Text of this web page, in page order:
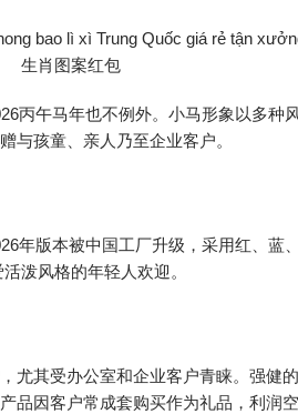
生肖图案红包
丙午马年也不例外。小马形象以多种
与孩童、亲人乃至企业客户。
年版本被中国工厂升级，采用红、蓝
泼风格的年轻人欢迎。
尤其受办公室和企业客户青睐。强健
品因客户常成套购买作为礼品，利润空